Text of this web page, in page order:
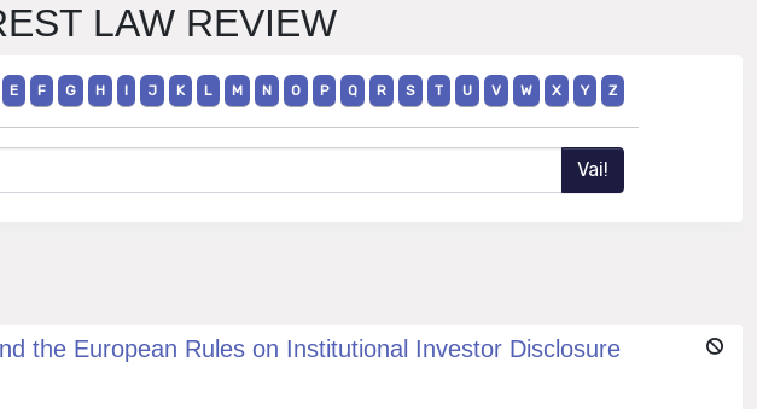
LAW REVIEW
E F G H I J K L M N O P Q R S T U V W X Y Z
the European Rules on Institutional Investor Disclosure